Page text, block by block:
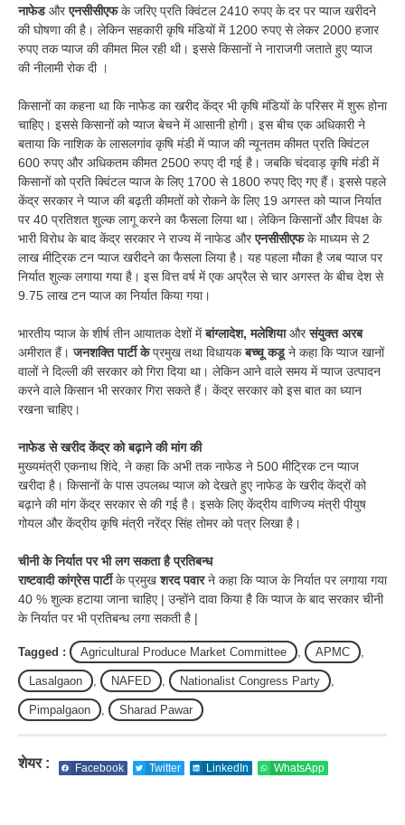
नाफेडऔरएनसीसीएफके जरिए प्रति क्विंटल 2410 रुपए के दर पर प्याज खरीदने
की घोषणा की है। लेकिन सहकारी कृषि मंडियों में 1200 रुपए से लेकर 2000 हजार
रुपए तक प्याज की कीमत मिल रही थी। इससे किसानों ने नाराजगी जताते हुए प्याज
की नीलामी रोक दी ।
किसानों का कहना था कि नाफेड का खरीद केंद्र भी कृषि मंडियों के परिसर में शुरू होना
चाहिए। इससे किसानों को प्याज बेचने में आसानी होगी। इस बीच एक अधिकारी ने
बताया कि नाशिक के लासलगांव कृषि मंडी में प्याज की न्यूनतम कीमत प्रति क्विंटल
600 रुपए और अधिकतम कीमत 2500 रुपए दी गई है। जबकि चंदवाड़ कृषि मंडी में
किसानों को प्रति क्विंटल प्याज के लिए 1700 से 1800 रुपए दिए गए हैं। इससे पहले
केंद्र सरकार ने प्याज की बढ़ती कीमतों को रोकने के लिए 19 अगस्त को प्याज निर्यात
पर 40 प्रतिशत शुल्क लागू करने का फैसला लिया था। लेकिन किसानों और विपक्ष के
भारी विरोध के बाद केंद्र सरकार ने राज्य में नाफेड औरएनसीसीएफके माध्यम से 2
लाख मीट्रिक टन प्याज खरीदने का फैसला लिया है। यह पहला मौका है जब प्याज पर
निर्यात शुल्क लगाया गया है। इस वित्त वर्ष में एक अप्रैल से चार अगस्त के बीच देश से
9.75 लाख टन प्याज का निर्यात किया गया।
भारतीय प्याज के शीर्ष तीन आयातक देशों मेंबांग्लादेश, मलेशियाऔरसंयुक्त अरब
अमीरात हैं।जनशक्ति पार्टी केप्रमुख तथा विधायकबच्चू कडूने कहा कि प्याज खानों
वालों ने दिल्ली की सरकार को गिरा दिया था। लेकिन आने वाले समय में प्याज उत्पादन
करने वाले किसान भी सरकार गिरा सकते हैं। केंद्र सरकार को इस बात का ध्यान
रखना चाहिए।
नाफेड से खरीद केंद्र को बढ़ाने की मांग की
मुख्यमंत्री एकनाथ शिंदे, ने कहा कि अभी तक नाफेड ने 500 मीट्रिक टन प्याज
खरीदा है। किसानों के पास उपलब्ध प्याज को देखते हुए नाफेड के खरीद केंद्रों को
बढ़ाने की मांग केंद्र सरकार से की गई है। इसके लिए केंद्रीय वाणिज्य मंत्री पीयुष
गोयल और केंद्रीय कृषि मंत्री नरेंद्र सिंह तोमर को पत्र लिखा है।
चीनी के निर्यात पर भी लग सकता है प्रतिबन्ध
राष्टवादी कांग्रेस पार्टीके प्रमुखशरद पवारने कहा कि प्याज के निर्यात पर लगाया गया
40 % शुल्क हटाया जाना चाहिए | उन्होंने दावा किया है कि प्याज के बाद सरकार चीनी
के निर्यात पर भी प्रतिबन्ध लगा सकती है |
Tagged : Agricultural Produce Market Committee APMC
Lasalgaon NAFED Nationalist Congress Party
Pimpalgaon Sharad Pawar
शेयर : Facebook Twitter LinkedIn WhatsApp